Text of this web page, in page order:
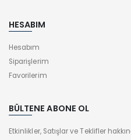
HESABIM
Hesabım
Siparişlerim
Favorilerim
BÜLTENE ABONE OL
Etkinlikler, Satışlar ve Teklifler